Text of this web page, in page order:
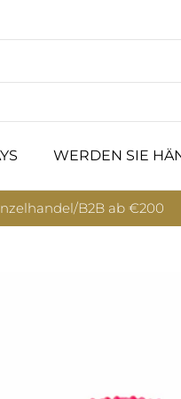
WERDEN SIE
B2B ab €200